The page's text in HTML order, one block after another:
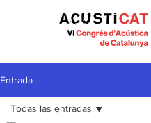
Entrada
Todas las entradas